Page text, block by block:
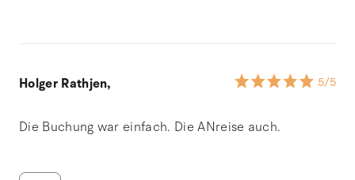
Holger Rathjen, 5/5
Die Buchung war einfach. Die ANreise auch.